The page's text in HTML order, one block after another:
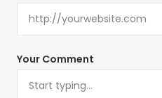
Your Comment